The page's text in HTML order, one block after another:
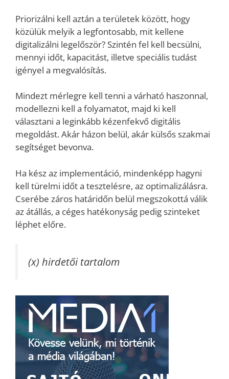
Priorizálni kell aztán a területek között, hogy
közülük melyik a legfontosabb, mit kellene
digitalizálni legelőször? Szintén fel kell becsülni,
mennyi időt, kapacitást, illetve speciális tudást
igényel a megvalósítás.
Mindezt mérlegre kell tenni a várható haszonnal,
modellezni kell a folyamatot, majd ki kell
választani a leginkább kézenfekvő digitális
megoldást. Akár házon belül, akár külsős szakmai
segítséget bevonva.
Ha kész az implementáció, mindenképp hagyni
kell türelmi időt a tesztelésre, az optimalizálásra.
Cserébe záros határidőn belül megszokottá válik
az átállás, a céges hatékonyság pedig szinteket
léphet előre.
(x) hirdetői tartalom